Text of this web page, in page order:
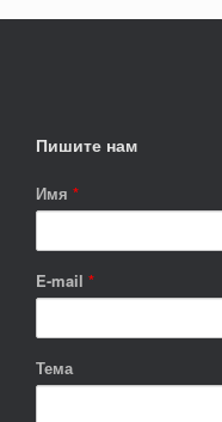
Пишите нам
Имя *
E-mail *
Тема